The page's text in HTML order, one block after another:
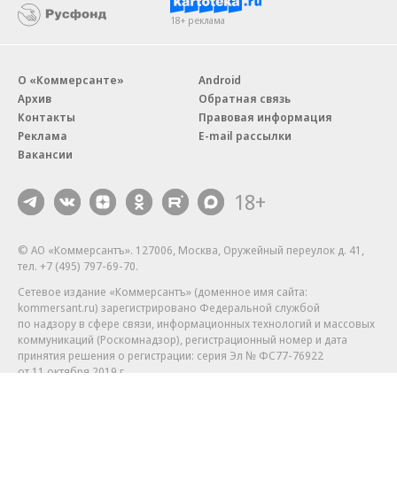
18+ реклама
О «Коммерсанте»
Архив
Контакты
Реклама
Вакансии
Android
Обратная связь
Правовая информация
E-mail рассылки
18+
© АО «Коммерсантъ». 127006, Москва, Оружейный переулок д. 41,
тел. +7 (495) 797-69-70.
Сетевое издание «Коммерсантъ» (доменное имя сайта:
kommersant.ru) зарегистрировано Федеральной службой
по надзору в сфере связи, информационных технологий и массовых
коммуникаций (Роскомнадзор), регистрационный номер и дата
принятия решения о регистрации: серия Эл № ФС77-76922
от 11 октября 2019 г.